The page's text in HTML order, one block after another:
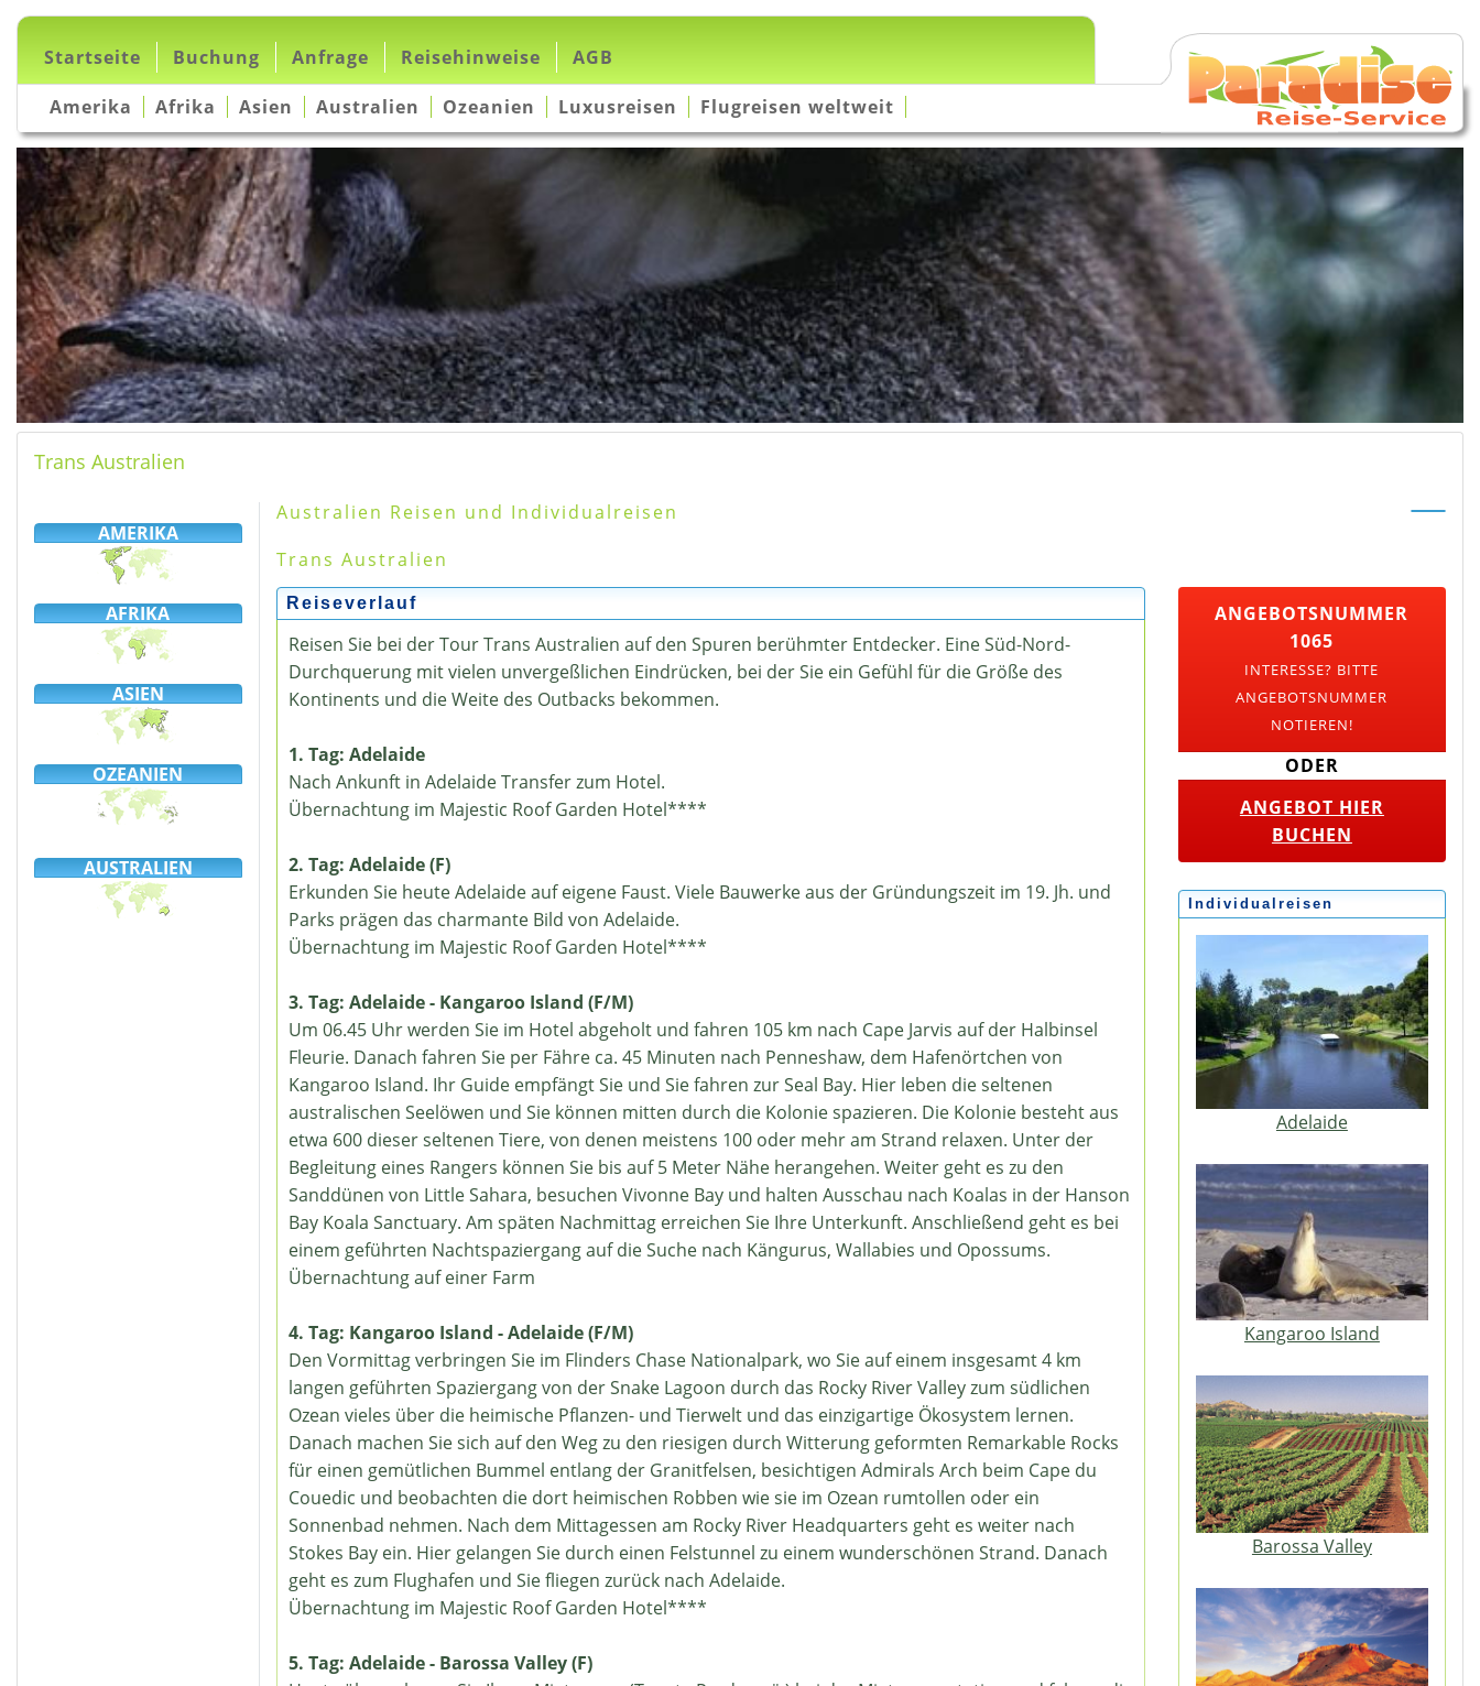
Startseite Buchung Anfrage Reisehinweise AGB
Amerika Afrika Asien Australien Ozeanien Luxusreisen Flugreisen weltweit
Trans Australien
AMERIKA
AFRIKA
ASIEN
OZEANIEN
AUSTRALIEN
Australien Reisen und Individualreisen
Trans Australien
Reiseverlauf
Reisen Sie bei der Tour Trans Australien auf den Spuren berühmter Entdecker. Eine Süd-Nord-
Durchquerung mit vielen unvergeßlichen Eindrücken, bei der Sie ein Gefühl für die Größe des
Kontinents und die Weite des Outbacks bekommen.
1. Tag: Adelaide
Nach Ankunft in Adelaide Transfer zum Hotel.
Übernachtung im Majestic Roof Garden Hotel****
2. Tag: Adelaide (F)
Erkunden Sie heute Adelaide auf eigene Faust. Viele Bauwerke aus der Gründungszeit im 19. Jh. und
Parks prägen das charmante Bild von Adelaide.
Übernachtung im Majestic Roof Garden Hotel****
3. Tag: Adelaide - Kangaroo Island (F/M)
Um 06.45 Uhr werden Sie im Hotel abgeholt und fahren 105 km nach Cape Jarvis auf der Halbinsel
Fleurie. Danach fahren Sie per Fähre ca. 45 Minuten nach Penneshaw, dem Hafenörtchen von
Kangaroo Island. Ihr Guide empfängt Sie und Sie fahren zur Seal Bay. Hier leben die seltenen
australischen Seelöwen und Sie können mitten durch die Kolonie spazieren. Die Kolonie besteht aus
etwa 600 dieser seltenen Tiere, von denen meistens 100 oder mehr am Strand relaxen. Unter der
Begleitung eines Rangers können Sie bis auf 5 Meter Nähe herangehen. Weiter geht es zu den
Sanddünen von Little Sahara, besuchen Vivonne Bay und halten Ausschau nach Koalas in der Hanson
Bay Koala Sanctuary. Am späten Nachmittag erreichen Sie Ihre Unterkunft. Anschließend geht es bei
einem geführten Nachtspaziergang auf die Suche nach Kängurus, Wallabies und Opossums.
Übernachtung auf einer Farm
4. Tag: Kangaroo Island - Adelaide (F/M)
Den Vormittag verbringen Sie im Flinders Chase Nationalpark, wo Sie auf einem insgesamt 4 km
langen geführten Spaziergang von der Snake Lagoon durch das Rocky River Valley zum südlichen
Ozean vieles über die heimische Pflanzen- und Tierwelt und das einzigartige Ökosystem lernen.
Danach machen Sie sich auf den Weg zu den riesigen durch Witterung geformten Remarkable Rocks
für einen gemütlichen Bummel entlang der Granitfelsen, besichtigen Admirals Arch beim Cape du
Couedic und beobachten die dort heimischen Robben wie sie im Ozean rumtollen oder ein
Sonnenbad nehmen. Nach dem Mittagessen am Rocky River Headquarters geht es weiter nach
Stokes Bay ein. Hier gelangen Sie durch einen Felstunnel zu einem wunderschönen Strand. Danach
geht es zum Flughafen und Sie fliegen zurück nach Adelaide.
Übernachtung im Majestic Roof Garden Hotel****
5. Tag: Adelaide - Barossa Valley (F)
ANGEBOTSNUMMER
1065
INTERESSE? BITTE
ANGEBOTSNUMMER
NOTIEREN!
ODER
ANGEBOT HIER
BUCHEN
Individualreisen
Adelaide
Kangaroo Island
Barossa Valley